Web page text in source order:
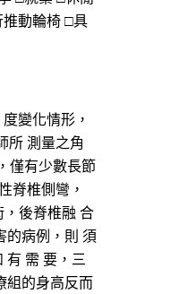
動輪椅 □具
變化情形，
所 測量之角
僅有少數長節
脊椎側彎，
後脊椎融 合
病例，則 須
有 需 要，三
組的身高反而